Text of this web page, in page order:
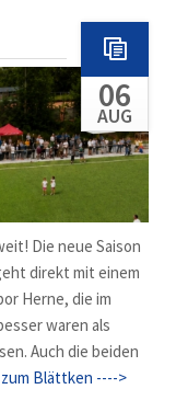
06
AUG
Die neue Saison
direkt mit einem
Herne, die im
waren als
Auch die beiden
zum Blättken ---->